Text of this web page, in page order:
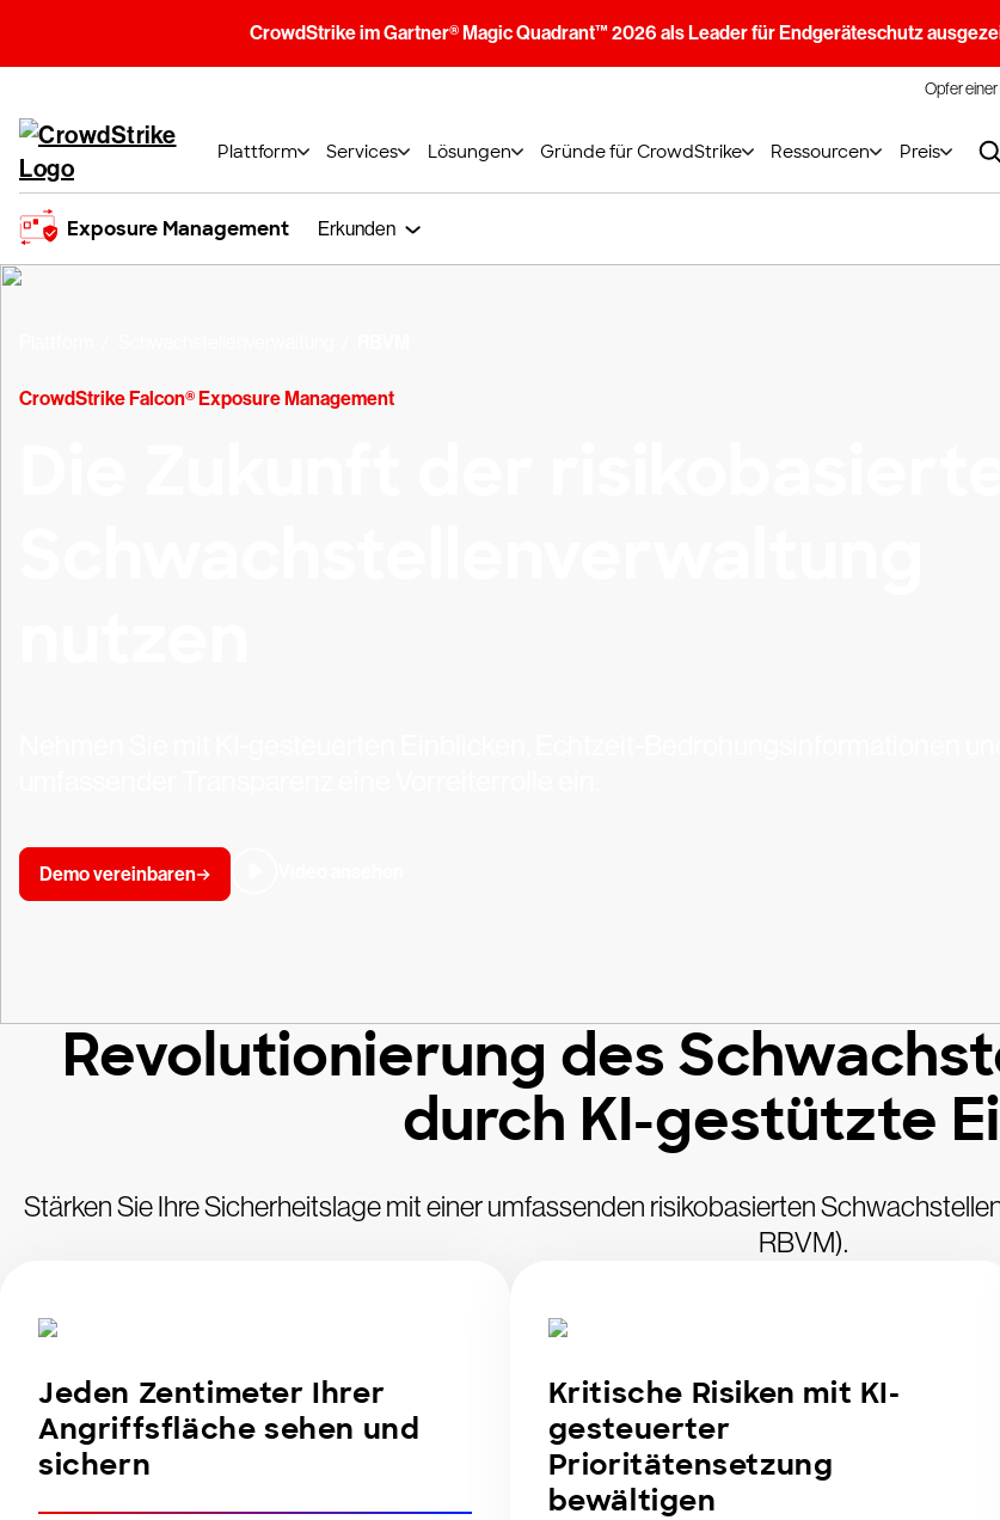
CrowdStrike im Gartner® Magic Quadrant™ 2026 als Leader für Endgeräteschutz
Opfer
Plattform Services Lösungen Gründe für CrowdStrike Ressourcen Preis
Exposure Management Erkunden
CrowdStrike Falcon® Exposure Management
Demo vereinbaren
Revolutionierung des
durch KI-gestützte
Stärken Sie Ihre Sicherheitslage mit einer umfassenden risikobasierten
RBVM).
Jeden Zentimeter Ihrer
Angriffsfläche sehen und
sichern
Kritische Risiken mit KI-
gesteuerter
Prioritätensetzung
bewältigen